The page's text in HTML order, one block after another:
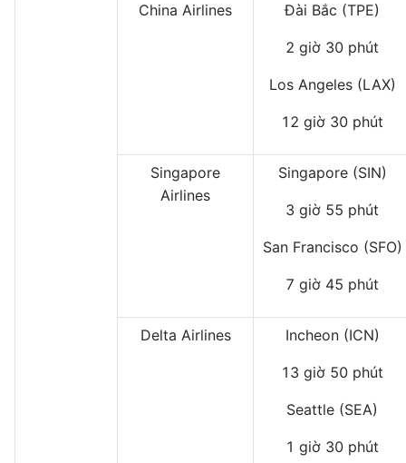
China Airlines Đài Bắc (TPE)
2 giờ 30 phút
Los Angeles (LAX)
12 giờ 30 phút
Singapore
Airlines
Singapore (SIN)
3 giờ 55 phút
San Francisco (SFO)
7 giờ 45 phút
Delta Airlines Incheon (ICN)
13 giờ 50 phút
Seattle (SEA)
1 giờ 30 phút